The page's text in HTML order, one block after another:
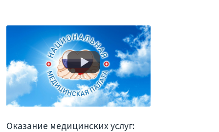
Оказание медицинских услуг: